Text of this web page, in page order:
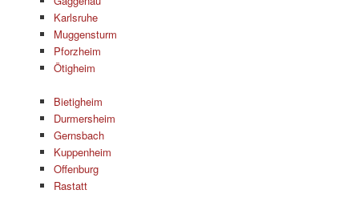
Karlsruhe
Muggensturm
Pforzheim
Ötigheim
Bietigheim
Durmersheim
Gernsbach
Kuppenheim
Offenburg
Rastatt